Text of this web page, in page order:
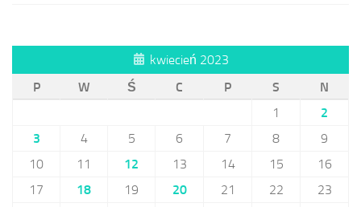
kwiecień 2023
P
W Ś C P S
N
1
2
3
4 5 6 7 8
9
10
11 12 13 14 15
16
17
18 19 20 21 22
23